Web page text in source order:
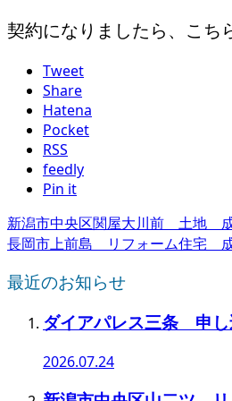
契約になりましたら、こち
Tweet
Share
Hatena
Pocket
RSS
feedly
Pin it
新潟市中央区関屋大川前 土地
長岡市上前島 リフォーム住宅
最近のお知らせ
ダイアパレス三条 申し
2026.07.24